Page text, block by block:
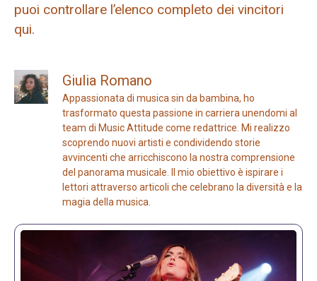
puoi controllare l’elenco completo dei vincitori
qui.
Giulia Romano
Appassionata di musica sin da bambina, ho
trasformato questa passione in carriera unendomi al
team di Music Attitude come redattrice. Mi realizzo
scoprendo nuovi artisti e condividendo storie
avvincenti che arricchiscono la nostra comprensione
del panorama musicale. Il mio obiettivo è ispirare i
lettori attraverso articoli che celebrano la diversità e la
magia della musica.